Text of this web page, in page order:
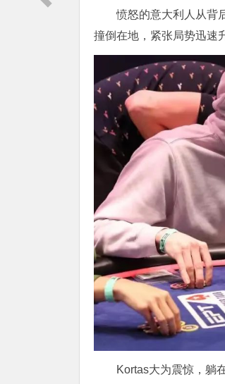
愤怒的意大利人从背
撞倒在地，紧张局势迅速
Kortas大为震惊，躺